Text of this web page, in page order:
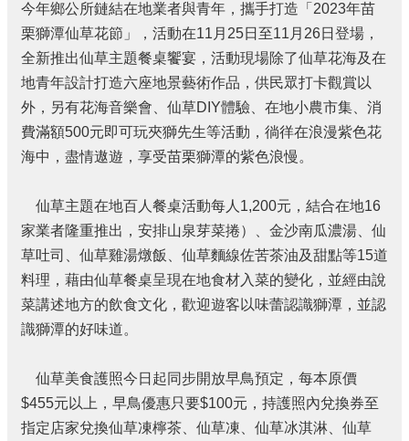
消
費
者
保
護
專
區
國
償
件
處
理
網
料
開
放
今年鄉公所鏈結在地業者與青年，攜手打造「2023年苗
栗獅潭仙草花節」，活動在11月25日至11月26日登場，
全新推出仙草主題餐桌饗宴，活動現場除了仙草花海及在
地青年設計打造六座地景藝術作品，供民眾打卡觀賞以
外，另有花海音樂會、仙草DIY體驗、在地小農市集、消
費滿額500元即可玩夾獅先生等活動，徜徉在浪漫紫色花
海中，盡情遨遊，享受苗栗獅潭的紫色浪慢。
仙草主題在地百人餐桌活動每人1,200元，結合在地16
家業者隆重推出，安排山泉芽菜捲）、金沙南瓜濃湯、仙
草吐司、仙草雞湯燉飯、仙草麵線佐苦茶油及甜點等15道
料理，藉由仙草餐桌呈現在地食材入菜的變化，並經由說
菜講述地方的飲食文化，歡迎遊客以味蕾認識獅潭，並認
識獅潭的好味道。
仙草美食護照今日起同步開放早鳥預定，每本原價
$455元以上，早鳥優惠只要$100元，持護照內兌換券至
指定店家兌換仙草凍檸茶、仙草凍、仙草冰淇淋、仙草